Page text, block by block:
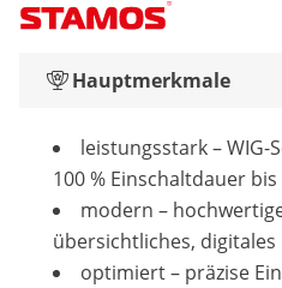
Hauptmerkmale
leistungsstark – WIG-
100 % Einschaltdauer
modern –
übersichtliches, digitales
optimiert – präzise